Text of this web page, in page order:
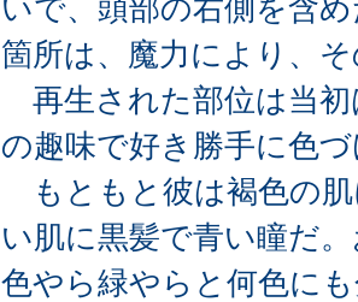
いで、頭部の右側を含
箇所は、魔力により、
再生された部位は当初
の趣味で好き勝手に色
もともと彼は褐色の肌
い肌に黒髪で青い瞳だ
色やら緑やらと何色に